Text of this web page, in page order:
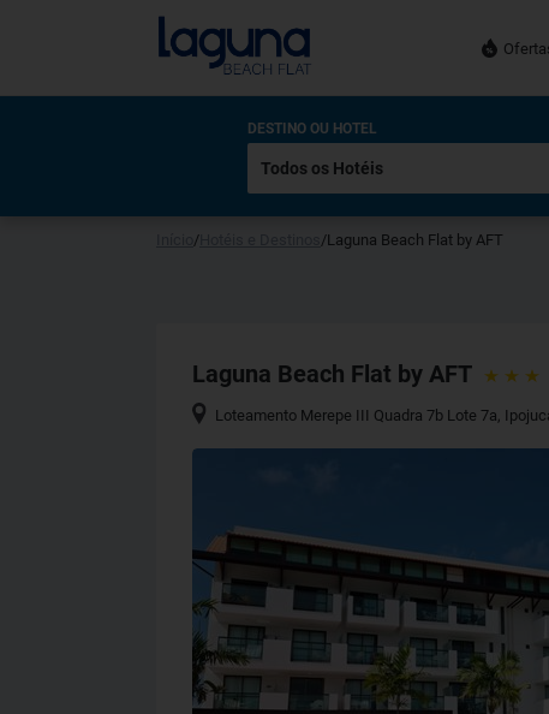
DESTINO OU HOTEL
/ /Laguna Beach Flat by AFT
Laguna Beach Flat by AFT
Loteamento Merepe III Quadra 7b Lote 7a,